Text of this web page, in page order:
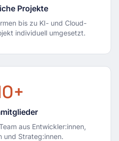
Projekte
bis zu KI- und Cloud-
individuell umgesetzt.
+
aus Entwickler:innen,
und Strateg:innen.